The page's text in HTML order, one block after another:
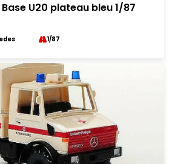
U20 plateau bleu 1/87
1/87